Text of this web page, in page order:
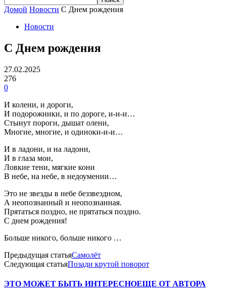
Домой Новости С Днем рождения
Новости
С Днем рождения
27.02.2025
276
0
И колени, и дороги,
И подорожники, и по дороге, и-и-и…
Стынут пороги, дышат олени,
Многие, многие, и одиноки-и-и…
И в ладони, и на ладони,
И в глаза мои,
Ловкие тени, мягкие кони
В небе, на небе, в недоумении…
Это не звезды в небе беззвездном,
А неопознанный и неопознанная.
Прятаться поздно, не прятаться поздно.
С днем рождения!
Больше никого, больше никого …
Предыдущая статьяСамолёт
Следующая статьяПозади крутой поворот
ЭТО МОЖЕТ БЫТЬ ИНТЕРЕСНОЕЩЕ ОТ АВТОРА